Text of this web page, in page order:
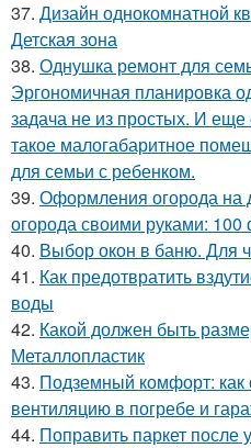
37. Дизайн однокомнатной
Детская зона
38. Однушка ремонт для
Эргономичная планировка
задача не из простых. И
такое малогабаритное
для семьи с ребенком.
39. Оформления огорода на
огорода своими руками: 100
40. Выбор окон в баню. Для
41. Как предотвратить
воды
42. Какой должен быть
Металлопластик
43. Подземный комфорт: как
вентиляцию в погребе и
44. Поправить паркет после